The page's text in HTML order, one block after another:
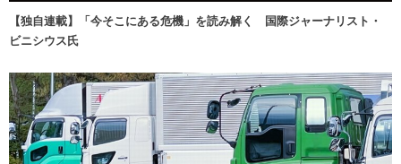
【独自連載】「今そこにある危機」を読み解く 国際ジャーナリスト・
ビニシウス氏